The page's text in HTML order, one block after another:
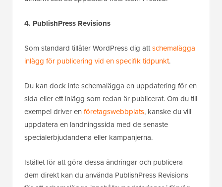
4. PublishPress Revisions
Som standard tillåter WordPress dig attschemalägga
inlägg för publicering vid en specifik tidpunkt.
Du kan dock inte schemalägga en uppdatering för en
sida eller ett inlägg som redan är publicerat. Om du till
exempel driver en företagswebbplats, kanske du vill
uppdatera en landningssida med de senaste
specialerbjudandena eller kampanjerna.
Istället för att göra dessa ändringar och publicera
dem direkt kan du använda PublishPress Revisions